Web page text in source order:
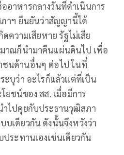
อาหารกลางวันที่ดำเนินการ
ภาฯ ยืนยันว่าสัญญานี้ได้
ความเสียหาย รัฐไม่เสีย
าณก็นำมาคืนแผ่นดินไป เพื่อ
ชนด้านอื่นๆ ต่อไป ในที่
ะบุว่า อะไรก็แล้วแต่ที่เป็น
ยชน์ของ สส. เมื่อมีการ
ำไปคุยกับประธานวุฒิสภา
บเดียวกัน ดังนั้นจึงหวังว่า
ระทานเองเช่นเดียวกัน